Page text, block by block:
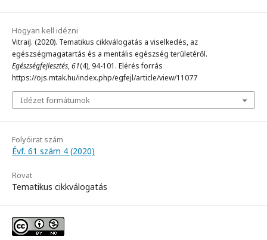
Hogyan kell idézni
VitraiJ. (2020). Tematikus cikkválogatás a viselkedés, az
egészségmagatartás és a mentális egészség területéről.
Egészségfejlesztés,61(4), 94-101. Elérés forrás
https://ojs.mtak.hu/index.php/egfejl/article/view/11077
Idézet formátumok
Folyóirat szám
Évf. 61 szám 4 (2020)
Rovat
Tematikus cikkválogatás